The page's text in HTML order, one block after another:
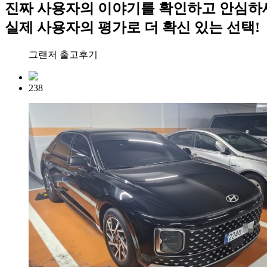
진짜 사용자의 이야기를 확인하고 안심하
실제 사용자의 평가로 더 확신 있는 선택!
그랜저 출고후기
238